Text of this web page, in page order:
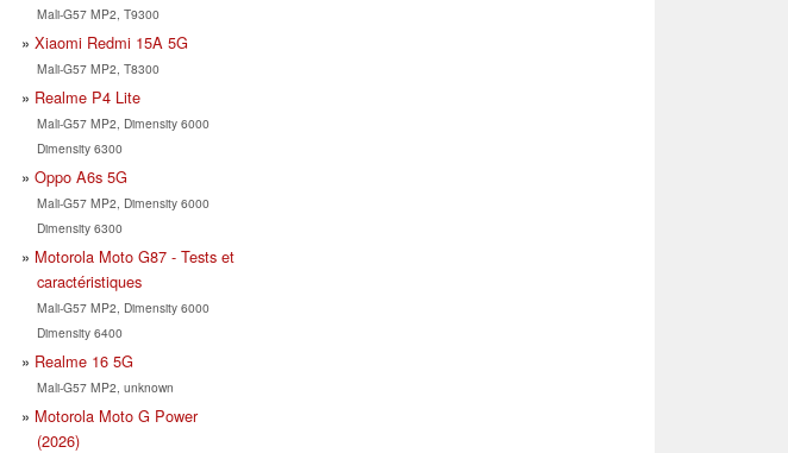
Mali-G57 MP2, T9300
Xiaomi Redmi 15A 5G
Mali-G57 MP2, T8300
Realme P4 Lite
Mali-G57 MP2, Dimensity 6000
Dimensity 6300
Oppo A6s 5G
Mali-G57 MP2, Dimensity 6000
Dimensity 6300
Motorola Moto G87 - Tests et
caractéristiques
Mali-G57 MP2, Dimensity 6000
Dimensity 6400
Realme 16 5G
Mali-G57 MP2, unknown
Motorola Moto G Power
(2026)